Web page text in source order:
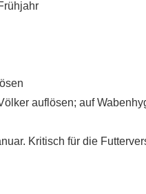
auflösen; auf
Kritisch für die